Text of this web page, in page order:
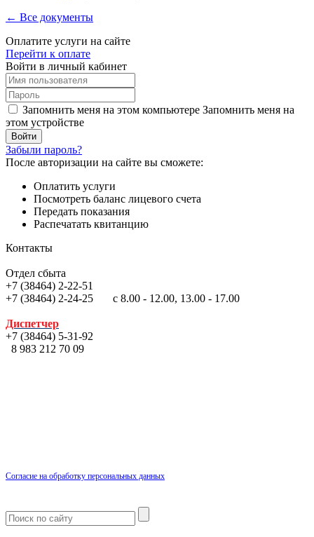
← Все документы
Оплатите услуги на сайте
Перейти к оплате
Войти в личный кабинет
Запомнить меня на этом компьютере Запомнить меня на
этом устройстве
Забыли пароль?
После авторизации на сайте вы сможете:
Оплатить услуги
Посмотреть баланс лицевого счета
Передать показания
Распечатать квитанцию
Контакты
Отдел сбыта
+7 (38464) 2-22-51
+7 (38464) 2-24-25 с 8.00 - 12.00, 13.00 - 17.00
Диспетчер
+7 (38464) 5-31-92
8 983 212 70 09
Согласие на обработку персональных данных